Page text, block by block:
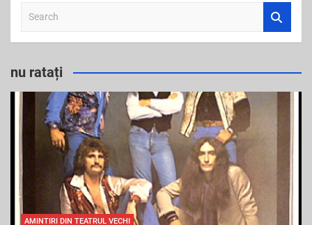
a
c
nu ratați
AMINTIRI DIN TEATRUL VECHI